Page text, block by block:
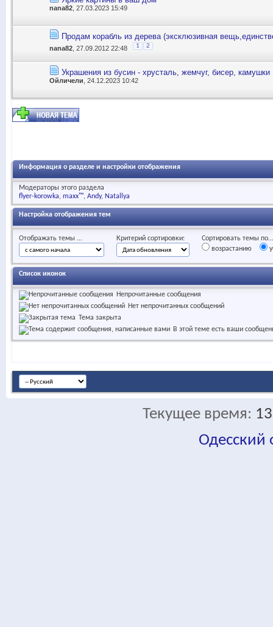
nana82 , 27.03.2023 15:49
Продам корабль из дерева (эксклюзивная
nana82 , 27.09.2012 22:48 1 2
Украшения из бусин - хрусталь, жемчуг, бисер, камушки
Ойличели , 24.12.2023 10:42
Информация о разделе и настройки отображения
Модераторы этого раздела
flyer-korowka maxx™ Andy Natallya
Настройка отображения тем
Отображать темы ... Критерий сортировки:
Сортировать темы по...
возрастанию
Список иконок
Непрочитанные сообщения
Нет непрочитанных сообщений
Тема закрыта
В этой теме есть ваши
Текущее время:
Одесский